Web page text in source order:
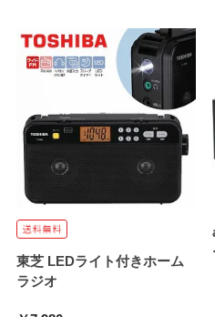
東芝 LEDライト付きホーム
ラジオ